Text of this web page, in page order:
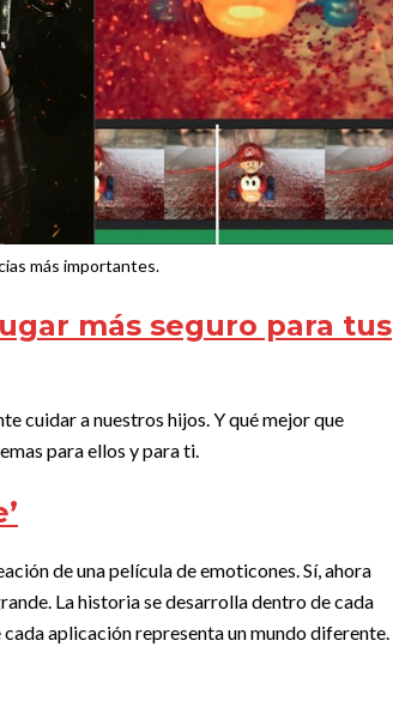
más importantes.
más seguro para tus
cuidar a nuestros hijos. Y qué mejor que
para ellos y para ti.
de una película de emoticones. Sí, ahora
La historia se desarrolla dentro de cada
cada aplicación representa un mundo diferente.